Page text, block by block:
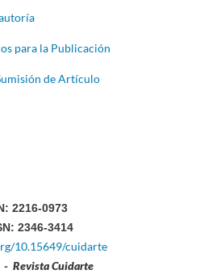
para la Publicación
de Artículo
2216-0973
2346-3414
10.15649/cuidarte
- Revista Cuidarte